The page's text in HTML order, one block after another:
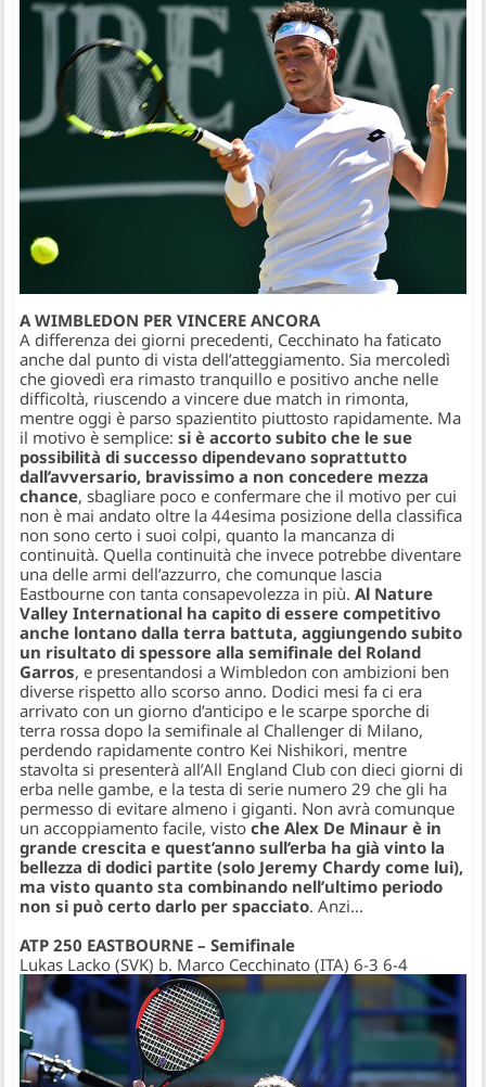
A WIMBLEDON PER VINCERE ANCORA
A differenza dei giorni precedenti, Cecchinato ha faticato
anche dal punto di vista dell’atteggiamento. Sia mercoledì
che giovedì era rimasto tranquillo e positivo anche nelle
difficoltà, riuscendo a vincere due match in rimonta,
mentre oggi è parso spazientito piuttosto rapidamente. Ma
il motivo è semplice:si è accorto subito che le sue
possibilità di successo dipendevano soprattutto
dall’avversario, bravissimo a non concedere mezza
chance, sbagliare poco e confermare che il motivo per cui
non è mai andato oltre la 44esima posizione della classifica
non sono certo i suoi colpi, quanto la mancanza di
continuità. Quella continuità che invece potrebbe diventare
una delle armi dell’azzurro, che comunque lascia
Eastbourne con tanta consapevolezza in più.Al Nature
Valley International ha capito di essere competitivo
anche lontano dalla terra battuta, aggiungendo subito
un risultato di spessore alla semifinale del Roland
Garros, e presentandosi a Wimbledon con ambizioni ben
diverse rispetto allo scorso anno. Dodici mesi fa ci era
arrivato con un giorno d’anticipo e le scarpe sporche di
terra rossa dopo la semifinale al Challenger di Milano,
perdendo rapidamente contro Kei Nishikori, mentre
stavolta si presenterà all’All England Club con dieci giorni di
erba nelle gambe, e la testa di serie numero 29 che gli ha
permesso di evitare almeno i giganti. Non avrà comunque
un accoppiamento facile, vistoche Alex De Minaur è in
grande crescita e quest’anno sull’erba ha già vinto la
bellezza di dodici partite (solo Jeremy Chardy come lui),
ma visto quanto sta combinando nell’ultimo periodo
non si può certo darlo per spacciato. Anzi…
ATP 250 EASTBOURNE – Semifinale
Lukas Lacko (SVK) b. Marco Cecchinato (ITA) 6-3 6-4